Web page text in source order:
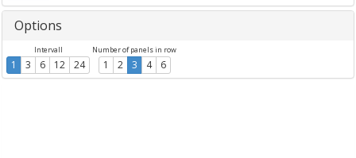
Options
Intervall
1 3 6 12 24
Number of panels in row
1 2 3 4 6